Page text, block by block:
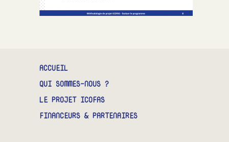
ACCUEIL
QUI SOMMES-NOUS ?
LE PROJET ICOFAS
FINANCEURS & PARTENAIRES